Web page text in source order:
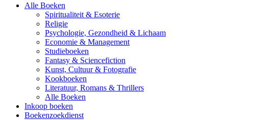
Alle Boeken
Spiritualiteit & Esoterie
Religie
Psychologie, Gezondheid & Lichaam
Economie & Management
Studieboeken
Fantasy & Sciencefiction
Kunst, Cultuur & Fotografie
Kookboeken
Literatuur, Romans & Thrillers
Alle Boeken
Inkoop boeken
Boekenzoekdienst